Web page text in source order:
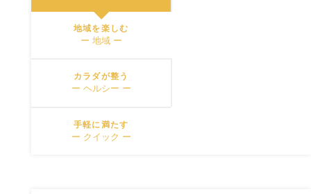
地域を楽しむ
ー 地域 ー
カラダが整う
ー ヘルシー ー
手軽に満たす
ー クイック ー